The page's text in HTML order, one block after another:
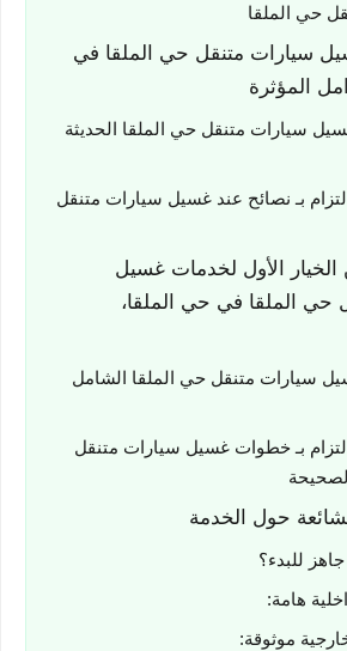
حي الملقا
سيارات متنقل حي الملقا في
المؤثرة
سيارات متنقل حي الملقا الحديثة
بـ نصائح عند غسيل سيارات متنقل
الخيار الأول لخدمات غسيل
حي الملقا في حي الملقا،
سيارات متنقل حي الملقا الشامل
بـ خطوات غسيل سيارات متنقل
حول الخدمة
للبدء؟
هامة:
موثوقة: